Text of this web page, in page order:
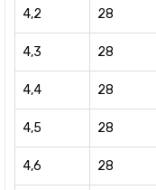
4,2 28
4,3 28
4,4 28
4,5 28
4,6 28